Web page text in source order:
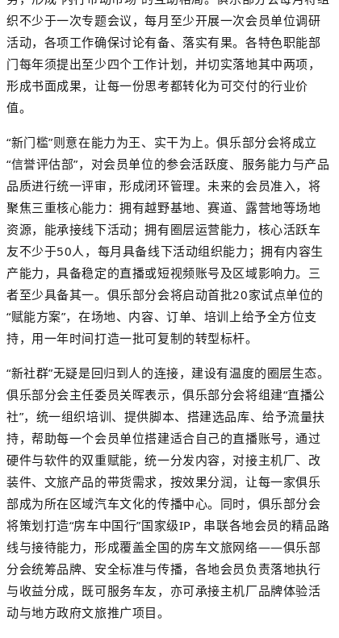
织不少于一次专题会议，每月至少开展一次会员单位调研
活动，各项工作确保讨论有备、落实有果。各特色职能部
门每年须提出至少四个工作计划，并切实落地其中两项，
形成书面成果，让每一份思考都转化为可交付的行业价
值。
“新门槛”则意在能力为王、实干为上。俱乐部分会将成立
“信誉评估部”，对会员单位的参会活跃度、服务能力与产品
品质进行统一评审，形成闭环管理。未来的会员准入，将
聚焦三重核心能力：拥有越野基地、赛道、露营地等场地
资源，能承接线下活动；拥有圈层运营能力，核心活跃车
友不少于50人，每月具备线下活动组织能力；拥有内容生
产能力，具备稳定的直播或短视频账号及区域影响力。三
者至少具备其一。俱乐部分会将启动首批20家试点单位的
“赋能方案”，在场地、内容、订单、培训上给予全方位支
持，用一年时间打造一批可复制的转型标杆。
“新社群”无疑是回归到人的连接，建设有温度的圈层生态。
俱乐部分会主任委员关晖表示，俱乐部分会将组建“直播公
社”，统一组织培训、提供脚本、搭建选品库、给予流量扶
持，帮助每一个会员单位搭建适合自己的直播账号，通过
硬件与软件的双重赋能，统一分发内容，对接主机厂、改
装件、文旅产品的带货需求，按效果分润，让每一家俱乐
部成为所在区域汽车文化的传播中心。同时，俱乐部分会
将策划打造“房车中国行”国家级IP，串联各地会员的精品路
线与接待能力，形成覆盖全国的房车文旅网络——俱乐部
分会统筹品牌、安全标准与传播，各地会员负责落地执行
与收益分成，既可服务车友，亦可承接主机厂品牌体验活
动与地方政府文旅推广项目。